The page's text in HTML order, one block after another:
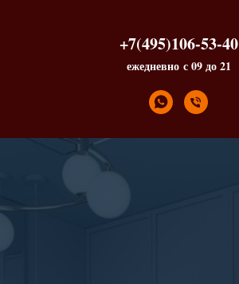
+7(495)106-53-40
ежедневно с 09 до 21